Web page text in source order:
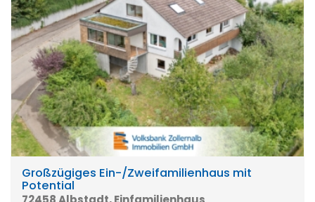
Großzügiges Ein-/Zweifamilienhaus mit
Potential